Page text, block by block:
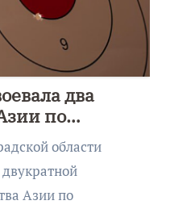
два
по
области
Азии по